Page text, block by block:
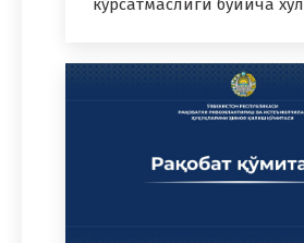
кўрсатмаслиги бўйича